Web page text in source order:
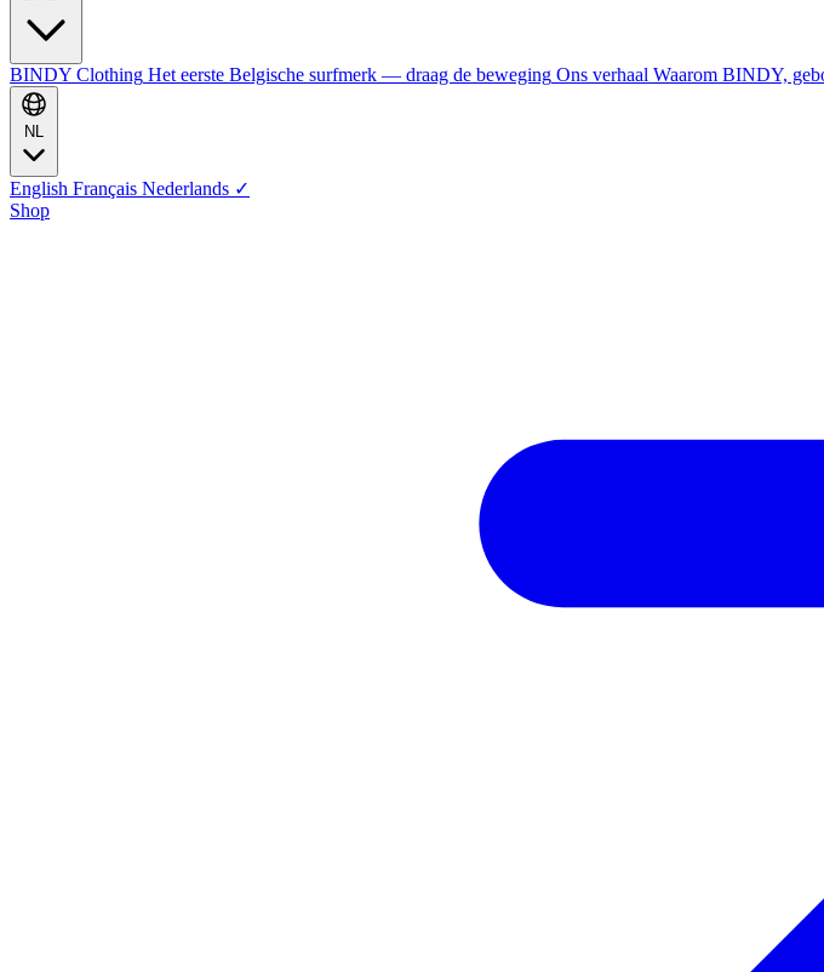
BINDY Clothing Het eerste Belgische surfmerk — draag de beweging Ons verhaal Waarom BINDY,
English Français Nederlands ✓
Shop